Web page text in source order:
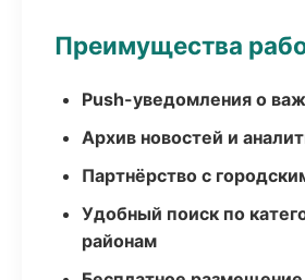
Преимущества
Push-уведомления о
Архив новостей и
Партнёрство с
Удобный поиск по
районам